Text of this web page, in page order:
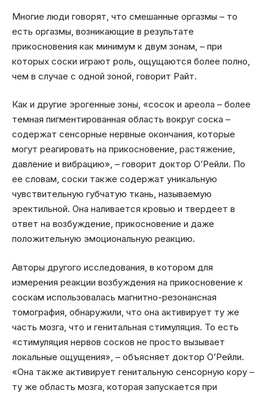
Многие люди говорят, что смешанные оргазмы – то
есть оргазмы, возникающие в результате
прикосновения как минимум к двум зонам, – при
которых соски играют роль, ощущаются более полно,
чем в случае с одной зоной, говорит Райт.
Как и другие эрогенные зоны, «сосок и ареола – более
темная пигментированная область вокруг соска –
содержат сенсорные нервные окончания, которые
могут реагировать на прикосновение, растяжение,
давление и вибрацию», – говорит доктор О’Рейли. По
ее словам, соски также содержат уникальную
чувствительную губчатую ткань, называемую
эректильной. Она наливается кровью и твердеет в
ответ на возбуждение, прикосновение и даже
положительную эмоциональную реакцию.
Авторы другого исследования, в котором для
измерения реакции возбуждения на прикосновение к
соскам использовалась магнитно-резонансная
томография, обнаружили, что она активирует ту же
часть мозга, что и генитальная стимуляция. То есть
«стимуляция нервов сосков не просто вызывает
локальные ощущения», – объясняет доктор О’Рейли.
«Она также активирует генитальную сенсорную кору –
ту же область мозга, которая запускается при